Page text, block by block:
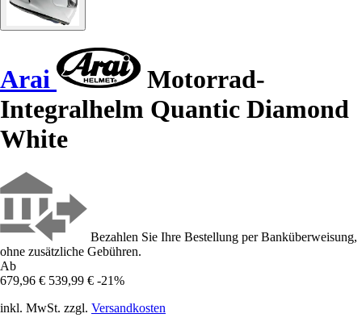
Arai
Motorrad-
Integralhelm Quantic Diamond
White
Bezahlen Sie Ihre Bestellung per Banküberweisung,
ohne zusätzliche Gebühren.
Ab
679,96 € 539,99 € -21%
inkl. MwSt. zzgl. Versandkosten